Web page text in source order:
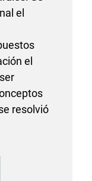
el
el
resolvió